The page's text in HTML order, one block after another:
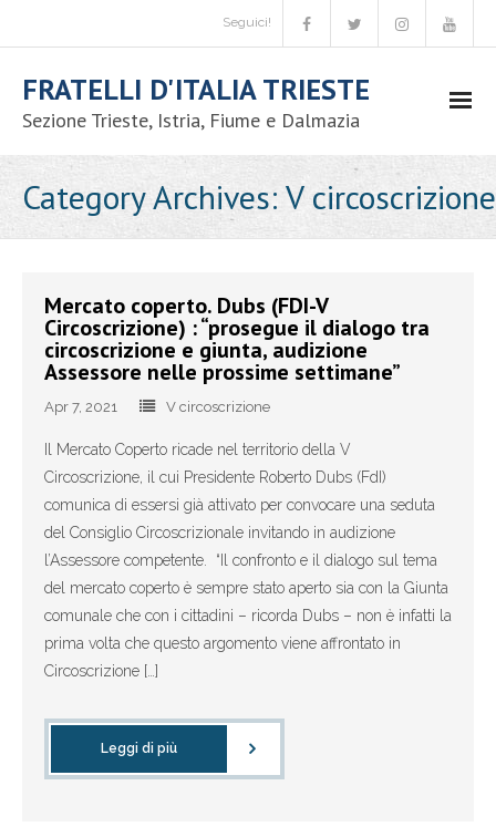
Seguici!
FRATELLI D'ITALIA TRIESTE
Sezione Trieste, Istria, Fiume e Dalmazia
- Chi siamo
- Iniziative nazionali
- Congressi comunali
- - Congressi comunali – circolo Trieste
- - Congressi comunali – circolo Duino Aurisina,
Sgonico e Monrupino
- - Congressi comunali – circolo Muggia e San Dorligo
della Valle
- Congresso nazionale Fratelli d’Italia 2017 - Trieste
Category Archives: V circoscrizione
Mercato coperto. Dubs (FDI-V
Circoscrizione) : “prosegue il dialogo tra
circoscrizione e giunta, audizione
Assessore nelle prossime settimane”
Apr 7, 2021 V circoscrizione
Il Mercato Coperto ricade nel territorio della V
Circoscrizione, il cui Presidente Roberto Dubs (FdI)
comunica di essersi già attivato per convocare una seduta
del Consiglio Circoscrizionale invitando in audizione
l’Assessore competente. “Il confronto e il dialogo sul tema
del mercato coperto è sempre stato aperto sia con la Giunta
comunale che con i cittadini – ricorda Dubs – non è infatti la
prima volta che questo argomento viene affrontato in
Circoscrizione […]
Leggi di più